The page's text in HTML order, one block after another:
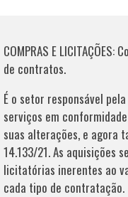
COMPRAS E
de contratos.
É o setor responsável
serviços em
suas alterações, e agora
14.133/21. As aquisições
licitatórias inerentes ao
cada tipo de contratação.